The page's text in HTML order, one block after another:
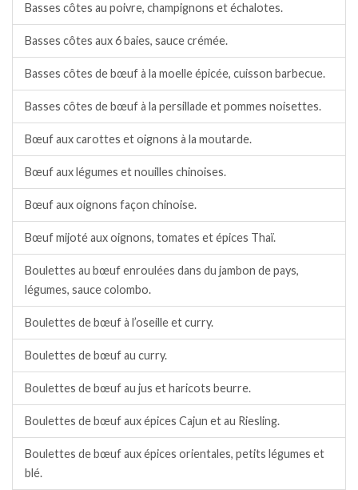
Basses côtes au poivre, champignons et échalotes.
Basses côtes aux 6 baies, sauce crémée.
Basses côtes de bœuf à la moelle épicée, cuisson barbecue.
Basses côtes de bœuf à la persillade et pommes noisettes.
Bœuf aux carottes et oignons à la moutarde.
Bœuf aux légumes et nouilles chinoises.
Bœuf aux oignons façon chinoise.
Bœuf mijoté aux oignons, tomates et épices Thaï.
Boulettes au bœuf enroulées dans du jambon de pays,
légumes, sauce colombo.
Boulettes de bœuf à l’oseille et curry.
Boulettes de bœuf au curry.
Boulettes de bœuf au jus et haricots beurre.
Boulettes de bœuf aux épices Cajun et au Riesling.
Boulettes de bœuf aux épices orientales, petits légumes et
blé.